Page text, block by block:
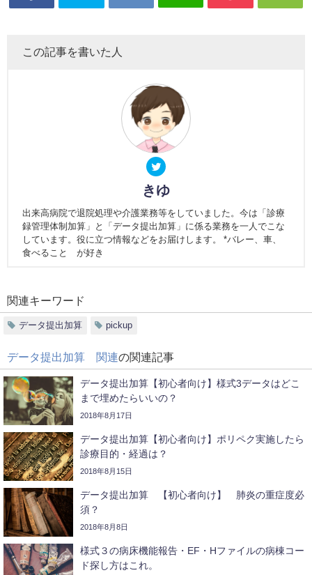
この記事を書いた人
きゆ
出来高病院で退院処理や介護業務等をしていました。今は「診療
録管理体制加算」と「データ提出加算」に係る業務を一人でこな
しています。役に立つ情報などをお届けします。 *バレー、車、
食べること が好き
関連キーワード
データ提出加算 pickup
データ提出加算 関連の関連記事
データ提出加算【初心者向け】様式3データはどこ
まで埋めたらいいの？
2018年8月17日
データ提出加算【初心者向け】ポリペク実施したら
診療目的・経過は？
2018年8月15日
データ提出加算 【初心者向け】 肺炎の重症度必
須？
2018年8月8日
様式３の病床機能報告・EF・Hファイルの病棟コー
ド探し方はこれ。